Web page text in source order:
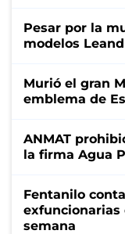
Pesar por la
modelos
Murió el gran
emblema de
ANMAT
la firma Agua
Fentanilo
exfuncionarias
semana